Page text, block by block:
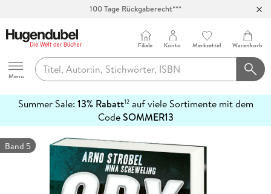
100 Tage Rückgaberecht***
Hugendubel
Menu
Filiale Konto Merkzettel Warenkorb
Summer Sale: 13% Rabatt12auf viele Sortimente mit dem
CodeSOMMER13
erfahren
Band 5